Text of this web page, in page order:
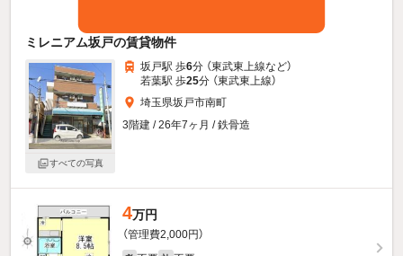
ミレニアム坂戸の賃貸物件
すべての写真
坂戸駅 歩6分 （東武東上線など）
若葉駅 歩25分 （東武東上線）
埼玉県坂戸市南町
3階建 / 26年7ヶ月 / 鉄骨造
4万円
（管理費2,000円）